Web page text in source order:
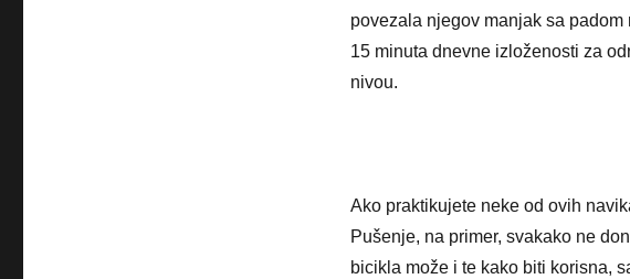
povezala njegov manjak sa
15 minuta dnevne izloženosti za
nivou.
Ako praktikujete neke od ovih
Pušenje, na primer, svakako ne
bicikla može i te kako biti korisna,